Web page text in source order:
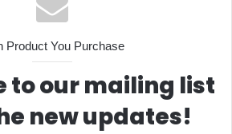
Product You Purchase
to our mailing list
new updates!